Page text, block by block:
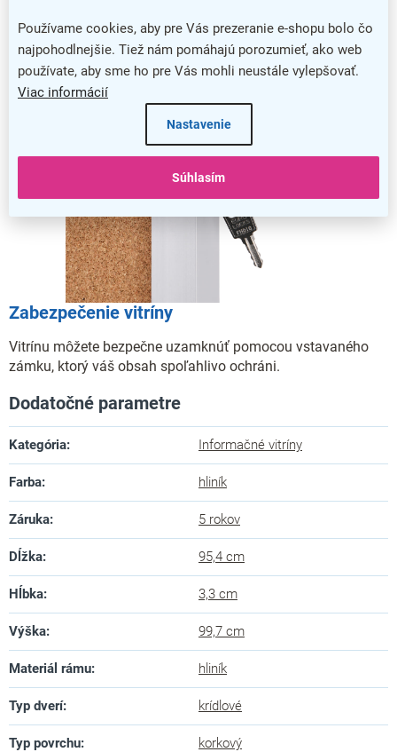
Používame cookies, aby pre Vás prezeranie e-shopu bolo čo
najpohodlnejšie. Tiež nám pomáhajú porozumieť, ako web
používate, aby sme ho pre Vás mohli neustále vylepšovať.
Viac informácií
Nastavenie
Súhlasím
Zabezpečenie vitríny
Vitrínu môžete bezpečne uzamknúť pomocou vstavaného
zámku, ktorý váš obsah spoľahlivo ochráni.
Dodatočné parametre
Kategória: Informačné vitríny
Farba: hliník
Záruka: 5 rokov
Dĺžka: 95,4 cm
Hĺbka: 3,3 cm
Výška: 99,7 cm
Materiál rámu: hliník
Typ dverí: krídlové
Typ povrchu: korkový